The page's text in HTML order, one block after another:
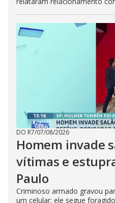
DO R7/07/08/2026
Homem invade
vítimas e
Paulo
Criminoso armado gravou
um celular; ele segue foragido